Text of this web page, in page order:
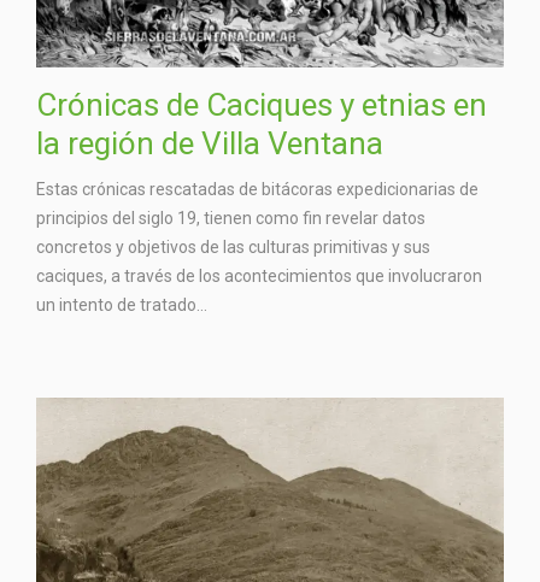
Crónicas de Caciques y etnias en
la región de Villa Ventana
Estas crónicas rescatadas de bitácoras expedicionarias de
principios del siglo 19, tienen como fin revelar datos
concretos y objetivos de las culturas primitivas y sus
caciques, a través de los acontecimientos que involucraron
un intento de tratado...